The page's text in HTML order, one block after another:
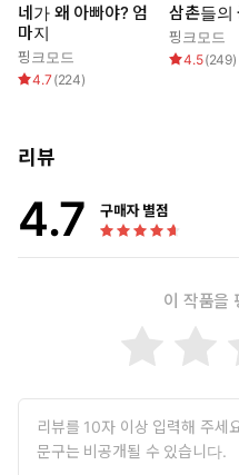
“그래도 아빠라고 불러 주긴 할
“뭐…… 뭐?”
네가 왜 아빠야? 엄
마지
핑크모드
4.7 (224)
삼촌들의
핑크모드
4.5(249)
리뷰
4.7 구매자 별점
이 작품을